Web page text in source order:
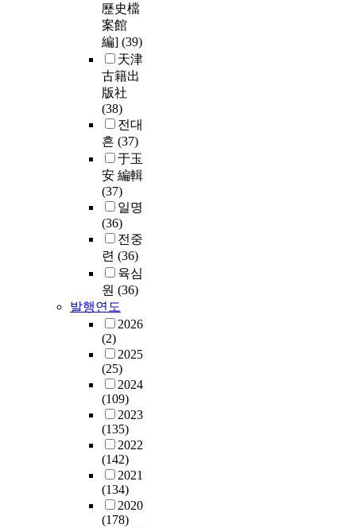
歷史檔
案館
編] (39)
天津
古籍出
版社
(38)
전대
흔 (37)
于玉
安 編輯
(37)
일명
(36)
전중
련 (36)
육심
원 (36)
발행연도
2026
(2)
2025
(25)
2024
(109)
2023
(135)
2022
(142)
2021
(134)
2020
(178)